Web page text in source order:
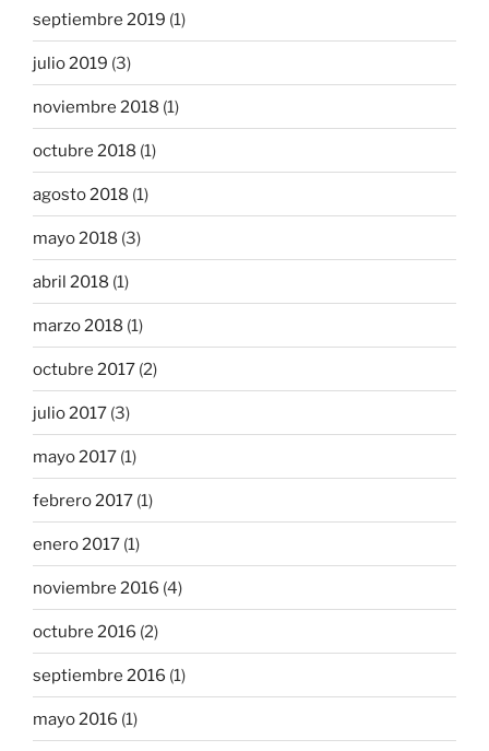
septiembre 2019 (1)
julio 2019 (3)
noviembre 2018 (1)
octubre 2018 (1)
agosto 2018 (1)
mayo 2018 (3)
abril 2018 (1)
marzo 2018 (1)
octubre 2017 (2)
julio 2017 (3)
mayo 2017 (1)
febrero 2017 (1)
enero 2017 (1)
noviembre 2016 (4)
octubre 2016 (2)
septiembre 2016 (1)
mayo 2016 (1)